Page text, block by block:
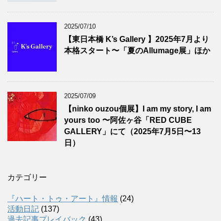
2025/07/10
【東日本橋 K’s Gallery 】2025年7月より
本格スタート〜「夏のAllumage展」ほか
2025/07/09
【ninko ouzou個展】I am my story, I am
yours too 〜阿佐ヶ谷「RED CUBE
GALLERY」にて（2025年7月5日〜13
日）
カテゴリー
『ハート・トゥ・アート』情報 (24)
活動日記 (137)
過去記事プレイバック (43)